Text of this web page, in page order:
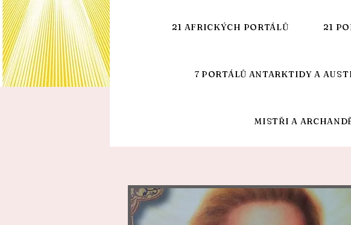
21 AFRICKÝCH PORTÁLŮ 21
7 PORTÁLŮ ANTARKTIDY A
MISTŘI A